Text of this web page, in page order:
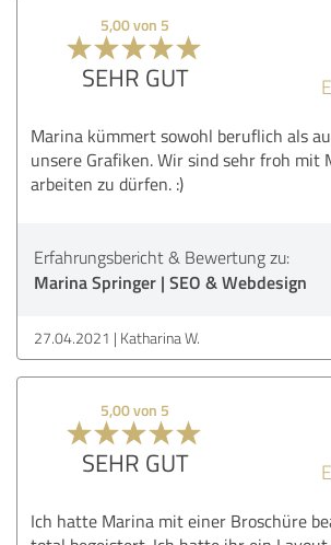
5,00 von 5
SEHR GUT
Marina kümmert sowohl beruflich als
unsere Grafiken. Wir sind sehr froh mit
arbeiten zu dürfen. :)
Erfahrungsbericht & Bewertung zu:
Marina Springer | SEO & Webdesign
27.04.2021 Katharina W.
5,00 von 5
SEHR GUT
Ich hatte Marina mit einer Broschüre